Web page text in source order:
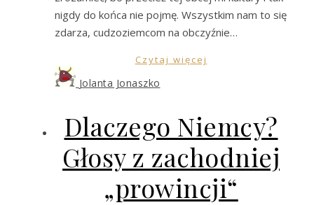
nigdy do końca nie pojmę. Wszystkim nam to się
zdarza, cudzoziemcom na obczyźnie…
Czytaj więcej
Jolanta Jonaszko
Dlaczego Niemcy?
Głosy z zachodniej
„prowincji“